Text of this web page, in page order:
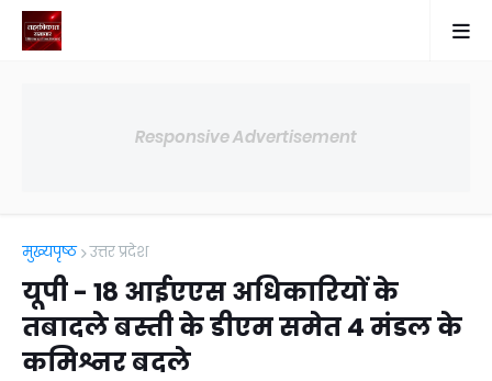
Responsive Advertisement
मुख्यपृष्ठ उत्तर प्रदेश
यूपी - 18 आईएएस अधिकारियों के
तबादले बस्ती के डीएम समेत 4 मंडल के
कमिश्नर बदले